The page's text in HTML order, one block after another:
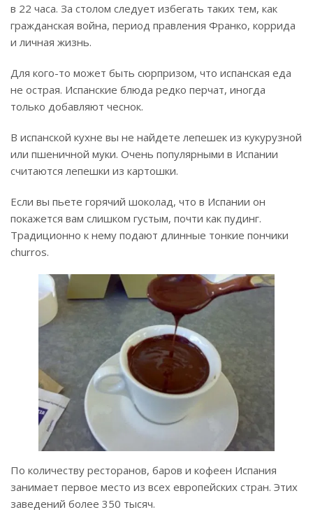
в 22 часа. За столом следует избегать таких тем, как
гражданская война, период правления Франко, коррида
и личная жизнь.
Для кого-то может быть сюрпризом, что испанская еда
не острая. Испанские блюда редко перчат, иногда
только добавляют чеснок.
В испанской кухне вы не найдете лепешек из кукурузной
или пшеничной муки. Очень популярными в Испании
считаются лепешки из картошки.
Если вы пьете горячий шоколад, что в Испании он
покажется вам слишком густым, почти как пудинг.
Традиционно к нему подают длинные тонкие пончики
churros.
По количеству ресторанов, баров и кофеен Испания
занимает первое место из всех европейских стран. Этих
заведений более 350 тысяч.